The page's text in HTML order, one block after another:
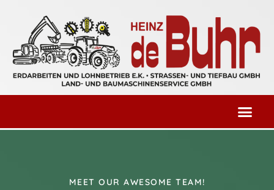
MEET OUR AWESOME TEAM!